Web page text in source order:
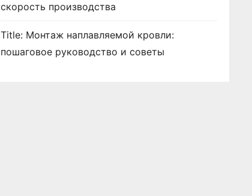
скорость производства
Title: Монтаж наплавляемой кровли:
пошаговое руководство и советы